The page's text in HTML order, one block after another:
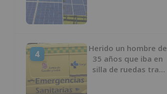
4
Herido un hombre de
35 años que iba en
silla de ruedas tras